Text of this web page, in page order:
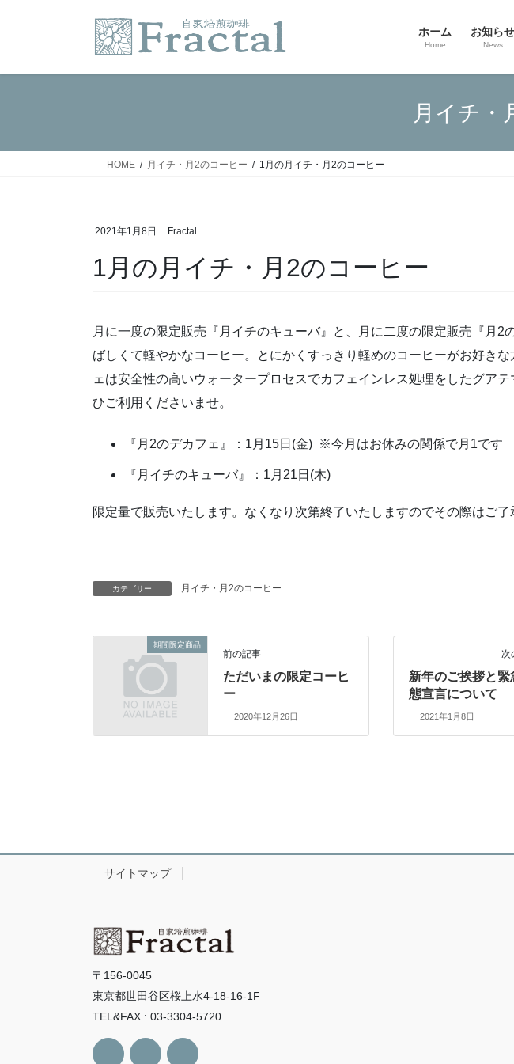
ホーム
Home
お知らせ
News
月イチ・
HOME 月イチ・月2のコーヒー 1月の月イチ・月2のコーヒー
2021年1月8日 Fractal
1月の月イチ・月2のコーヒー
月に一度の限定販売『月イチのキューバ』と、月に二度の限定販売『月2
ばしくて軽やかなコーヒー。とにかくすっきり軽めのコーヒーがお好き
ェは安全性の高いウォータープロセスでカフェインレス処理をしたグア
ひご利用くださいませ。
『月2のデカフェ』：1月15日(金) ※今月はお休みの関係で月1です
『月イチのキューバ』：1月21日(木)
限定量で販売いたします。なくなり次第終了いたしますのでその際はご了
カテゴリー 月イチ・月2のコーヒー
期間限定商品
前の記事
ただいまの限定コーヒ
ー
2020年12月26日
次
新年のご挨拶と緊
態宣言について
2021年1月8日
サイトマップ
〒156-0045
東京都世田谷区桜上水4-18-16-1F
TEL&FAX : 03-3304-5720